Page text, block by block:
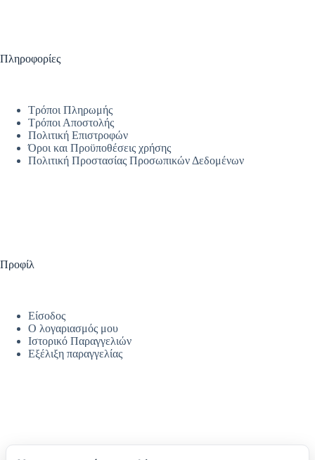
Πληροφορίες
Τρόποι Πληρωμής
Τρόποι Αποστολής
Πολιτική Επιστροφών
Όροι και Προϋποθέσεις χρήσης
Πολιτική Προστασίας Προσωπικών Δεδομένων
Προφίλ
Είσοδος
Ο λογαριασμός μου
Ιστορικό Παραγγελιών
Εξέλιξη παραγγελίας